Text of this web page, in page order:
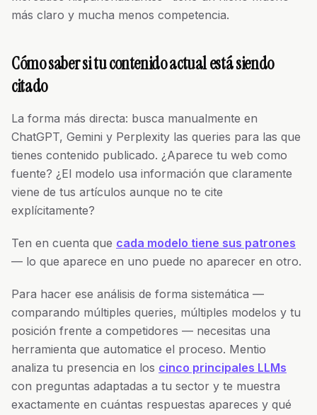
más claro y mucha menos competencia.
Cómo saber si tu contenido actual está siendo
citado
La forma más directa: busca manualmente en
ChatGPT, Gemini y Perplexity las queries para las que
tienes contenido publicado. ¿Aparece tu web como
fuente? ¿El modelo usa información que claramente
viene de tus artículos aunque no te cite
explícitamente?
Ten en cuenta que cada modelo tiene sus patrones
— lo que aparece en uno puede no aparecer en otro.
Para hacer ese análisis de forma sistemática —
comparando múltiples queries, múltiples modelos y tu
posición frente a competidores — necesitas una
herramienta que automatice el proceso. Mentio
analiza tu presencia en los cinco principales LLMs
con preguntas adaptadas a tu sector y te muestra
exactamente en cuántas respuestas apareces y qué